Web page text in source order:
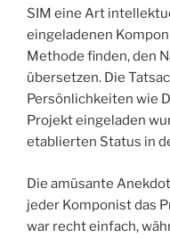
SIM eine Art
eingeladenen
Methode finden, den
übersetzen. Die
Persönlichkeiten wie
Projekt eingeladen
etablierten Status in
Die amüsante
jeder Komponist das
war recht einfach,